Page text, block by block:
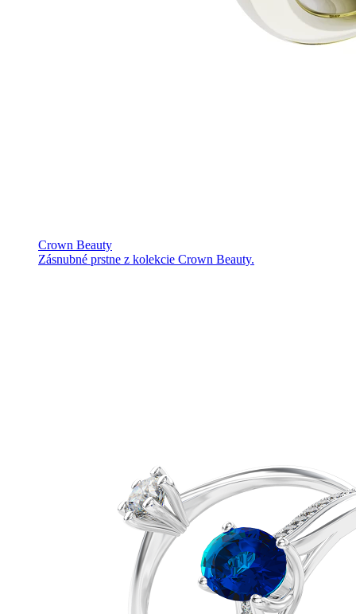
Crown Beauty
Zásnubné prstne z kolekcie Crown Beauty.